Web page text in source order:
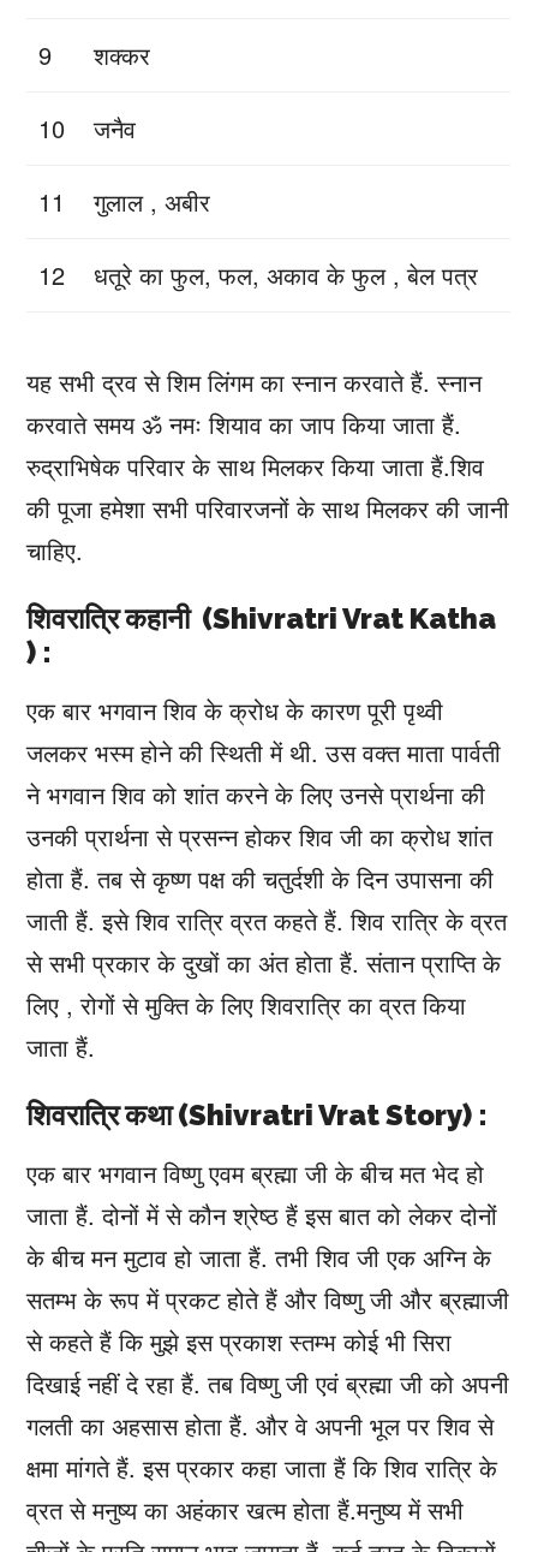
9 शक्कर
10 जनैव
11 गुलाल , अबीर
12 धतूरे का फुल, फल, अकाव के फुल , बेल पत्र
यह सभी द्रव से शिम लिंगम का स्नान करवाते हैं. स्नान
करवाते समय ॐ नमः शियाव का जाप किया जाता हैं.
रुद्राभिषेक परिवार के साथ मिलकर किया जाता हैं.शिव
की पूजा हमेशा सभी परिवारजनों के साथ मिलकर की जानी
चाहिए.
शिवरात्रि कहानी (Shivratri Vrat Katha
) :
एक बार भगवान शिव के क्रोध के कारण पूरी पृथ्वी
जलकर भस्म होने की स्थिती में थी. उस वक्त माता पार्वती
ने भगवान शिव को शांत करने के लिए उनसे प्रार्थना की
उनकी प्रार्थना से प्रसन्न होकर शिव जी का क्रोध शांत
होता हैं. तब से कृष्ण पक्ष की चतुर्दशी के दिन उपासना की
जाती हैं. इसे शिव रात्रि व्रत कहते हैं. शिव रात्रि के व्रत
से सभी प्रकार के दुखों का अंत होता हैं. संतान प्राप्ति के
लिए , रोगों से मुक्ति के लिए शिवरात्रि का व्रत किया
जाता हैं.
शिवरात्रि कथा (Shivratri Vrat Story) :
एक बार भगवान विष्णु एवम ब्रह्मा जी के बीच मत भेद हो
जाता हैं. दोनों में से कौन श्रेष्ठ हैं इस बात को लेकर दोनों
के बीच मन मुटाव हो जाता हैं. तभी शिव जी एक अग्नि के
सतम्भ के रूप में प्रकट होते हैं और विष्णु जी और ब्रह्माजी
से कहते हैं कि मुझे इस प्रकाश स्तम्भ कोई भी सिरा
दिखाई नहीं दे रहा हैं. तब विष्णु जी एवं ब्रह्मा जी को अपनी
गलती का अहसास होता हैं. और वे अपनी भूल पर शिव से
क्षमा मांगते हैं. इस प्रकार कहा जाता हैं कि शिव रात्रि के
व्रत से मनुष्य का अहंकार खत्म होता हैं.मनुष्य में सभी